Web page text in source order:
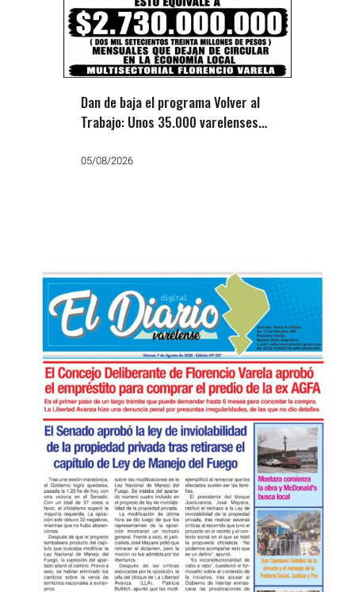
Dan de baja el programa Volver al
Trabajo: Unos 35.000 varelenses
05/08/2026